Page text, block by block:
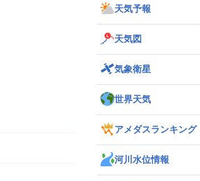
天気予報
天気図
気象衛星
世界天気
アメダスランキング
河川水位情報